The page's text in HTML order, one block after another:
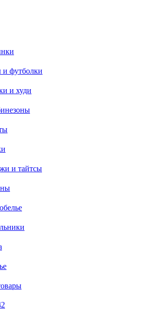
футболки
и худи
и тайтсы